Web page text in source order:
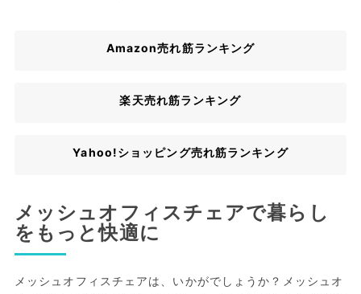
Amazon売れ筋ランキング
楽天売れ筋ランキング
Yahoo!ショッピング売れ筋ランキング
メッシュオフィスチェアで暮らし
をもっと快適に
メッシュオフィスチェアは、いかがでしょうか？メッシュオ